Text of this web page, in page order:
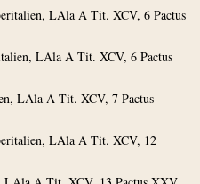
LAla A Tit. XCV, 6 Pactus
LAla A Tit. XCV, 6 Pactus
LAla A Tit. XCV, 7 Pactus
LAla A Tit. XCV, 12